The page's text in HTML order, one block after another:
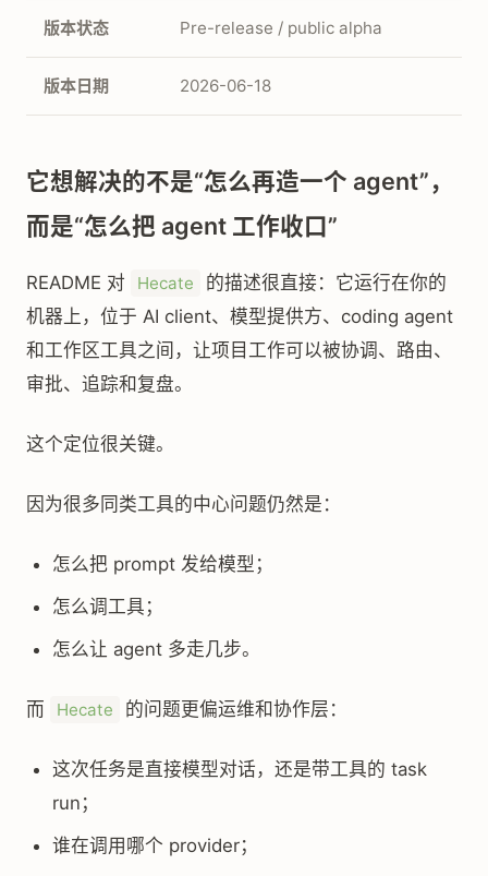
版本状态 Pre-release / public alpha
版本日期 2026-06-18
它想解决的不是“怎么再造一个 agent”，
而是“怎么把 agent 工作收口”
README 对 Hecate
的描述很直接：它运行在你的
机器上，位于 AI client、模型提供方、coding agent
和工作区工具之间，让项目工作可以被协调、路由、
审批、追踪和复盘。
这个定位很关键。
因为很多同类工具的中心问题仍然是：
怎么把 prompt 发给模型；
怎么调工具；
怎么让 agent 多走几步。
而 Hecate 的问题更偏运维和协作层：
这次任务是直接模型对话，还是带工具的 task
run；
谁在调用哪个 provider；